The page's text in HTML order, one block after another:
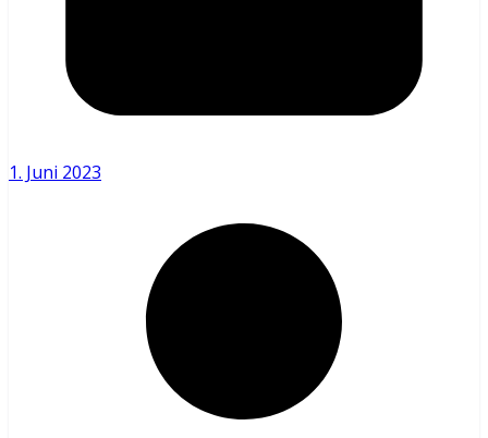
1. Juni 2023